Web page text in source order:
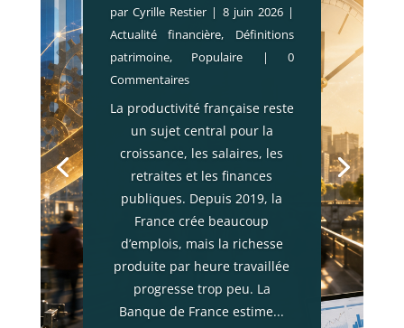
par Cyrille Restier | 8 juin 2026 |
Actualité financière, Définitions
patrimoine, Populaire | 0
Commentaires
La productivité française reste
un sujet central pour la
croissance, les salaires, les
retraites et les finances
publiques. Depuis 2019, la
France crée beaucoup
d’emplois, mais la richesse
produite par heure travaillée
progresse trop peu. La
Banque de France estime...
SCI : cessions sous
contrôle ?
parCyrille Restier|8 juin 2026
|
Brèves patrimoniales
patrimoine,IMMOBILIER,
Populaire| 0 Commentaires
La cession de parts de SCI et
de sociétés à prépondérance
immobilière ne pourra plus se
faire par un simple acte sous
seing privé lorsque la réforme
entrera en vigueur. Le texte
adopté impose un acte
authentique, un acte